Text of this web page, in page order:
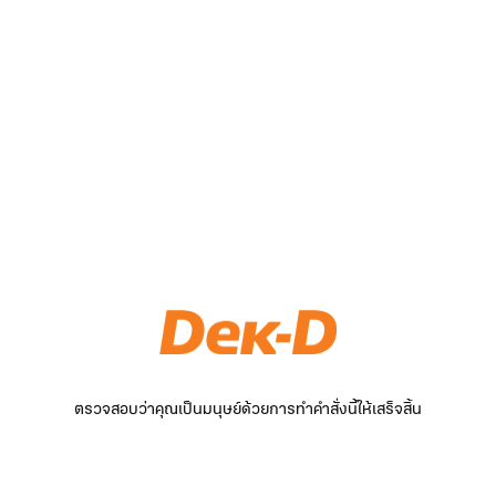
ตรวจสอบว่าคุณเป็นมนุษย์ด้วยการทำคำสั่งนี้ให้เสร็จสิ้น